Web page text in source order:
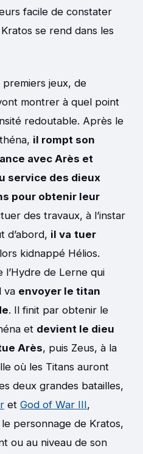
facile de constater
se rend dans les
jeux, de
montrer à quel point
redoutable. Après le
il rompt son
avec Arès et
service des dieux
pour obtenir leur
des travaux, à l’instar
d’abord, il va tuer
kidnappé Hélios.
l’Hydre de Lerne qui
va envoyer le titan
. Il finit par obtenir le
et devient le dieu
Arès, puis Zeus, à la
où les Titans auront
deux grandes batailles,
et God of War III,
personnage de Kratos,
ou au niveau de son